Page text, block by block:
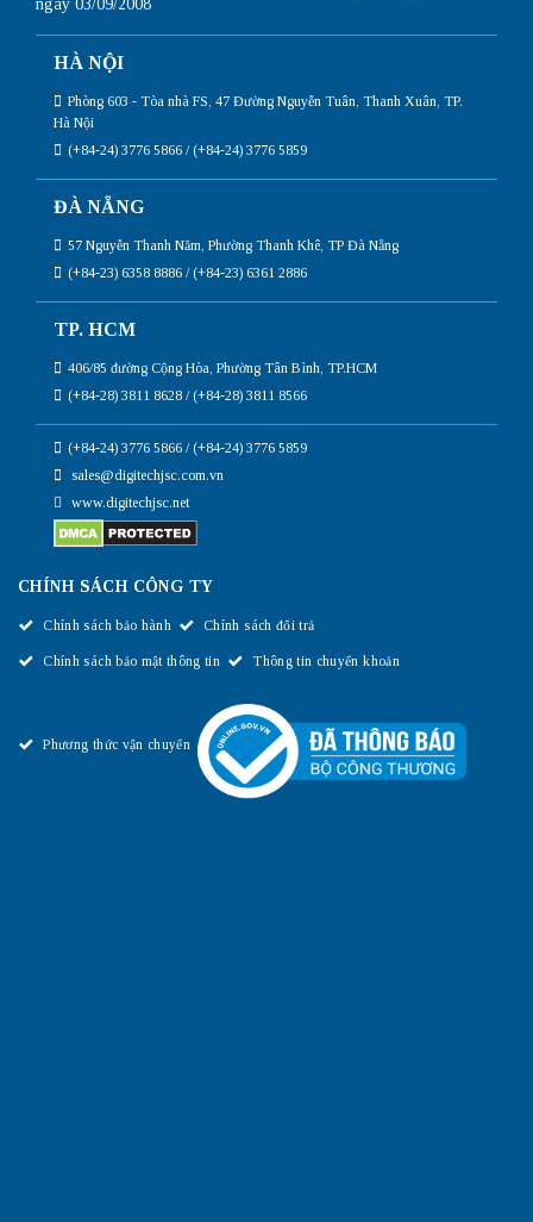
ngày 03/09/2008
HÀ NỘI
Phòng 603 - Tòa nhà FS, 47 Đường Nguyễn Tuân, Thanh Xuân, TP.
Hà Nội
(+84-24) 3776 5866 / (+84-24) 3776 5859
ĐÀ NẴNG
57 Nguyễn Thanh Năm, Phường Thanh Khê, TP Đà Nẵng
(+84-23) 6358 8886 / (+84-23) 6361 2886
TP. HCM
406/85 đường Cộng Hòa, Phường Tân Bình, TP.HCM
(+84-28) 3811 8628 / (+84-28) 3811 8566
(+84-24) 3776 5866 / (+84-24) 3776 5859
sales@digitechjsc.com.vn
www.digitechjsc.net
CHÍNH SÁCH CÔNG TY
Chính sách bảo hành Chính sách đổi trả
Chính sách bảo mật thông tin Thông tin chuyển khoản
Phương thức vận chuyển